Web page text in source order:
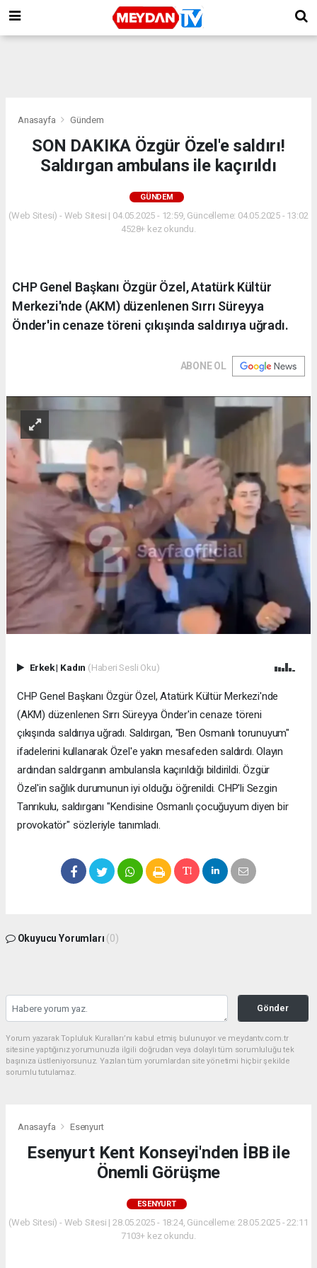
Anasayfa Gündem
SON DAKIKA Özgür Özel'e saldırı!
Saldırgan ambulans ile kaçırıldı
GÜNDEM
(Web Sitesi) - Web Sitesi | 04.05.2025 - 12:59, Güncelleme: 04.05.2025 - 13:02
4528+ kez okundu.
CHP Genel Başkanı Özgür Özel, Atatürk Kültür
Merkezi'nde (AKM) düzenlenen Sırrı Süreyya
Önder'in cenaze töreni çıkışında saldırıya uğradı.
ABONE OL
Erkek| Kadın (Haberi Sesli Oku)
CHP Genel Başkanı Özgür Özel, Atatürk Kültür Merkezi'nde
(AKM) düzenlenen Sırrı Süreyya Önder'in cenaze töreni
çıkışında saldırıya uğradı. Saldırgan, "Ben Osmanlı torunuyum"
ifadelerini kullanarak Özel'e yakın mesafeden saldırdı. Olayın
ardından saldırganın ambulansla kaçırıldığı bildirildi. Özgür
Özel'in sağlık durumunun iyi olduğu öğrenildi. CHP'li Sezgin
Tanrıkulu, saldırganı "Kendisine Osmanlı çocuğuyum diyen bir
provokatör" sözleriyle tanımladı.
Okuyucu Yorumları (0)
Gönder
Yorum yazarak Topluluk Kuralları’nı kabul etmiş bulunuyor ve meydantv.com.tr
sitesine yaptığınız yorumunuzla ilgili doğrudan veya dolaylı tüm sorumluluğu tek
başınıza üstleniyorsunuz. Yazılan tüm yorumlardan site yönetimi hiçbir şekilde
sorumlu tutulamaz.
Anasayfa Esenyurt
Esenyurt Kent Konseyi'nden İBB ile
Önemli Görüşme
ESENYURT
(Web Sitesi) - Web Sitesi | 28.05.2025 - 18:24, Güncelleme: 28.05.2025 - 22:11
7103+ kez okundu.